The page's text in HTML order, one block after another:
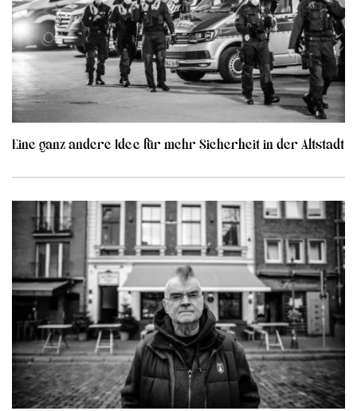
Eine ganz andere Idee für mehr Sicherheit in der Altstadt